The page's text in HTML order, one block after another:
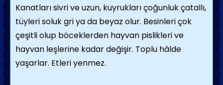
Kanatları sivri ve uzun, kuyrukları çoğunluk çatallı,
tüyleri soluk gri ya da beyaz olur. Besinleri çok
çeşitli olup böceklerden hayvan pislikleri ve
hayvan leşlerine kadar değişir. Toplu hâlde
yaşarlar. Etleri yenmez.